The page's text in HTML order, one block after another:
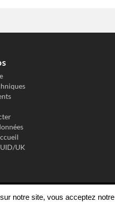
UK
notre site, vous acceptez notre